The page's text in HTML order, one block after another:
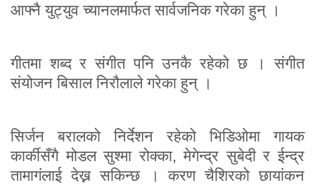
आफ्नै युट्युव च्यानलमार्फत सार्वजनिक गरेका हुन् ।
गीतमा शब्द र संगीत पनि उनकै रहेको छ । संगीत
संयोजन बिसाल निरौलाले गरेका हुन् ।
सिर्जन बरालको निर्देशन रहेको भिडिओमा गायक
कार्कीसँगै मोडल सुश्मा रोक्का, मेगेन्द्र सुबेदी र ईन्द्र
तामागंलाई देख्न सकिन्छ । करण चैशिरको छायांकन